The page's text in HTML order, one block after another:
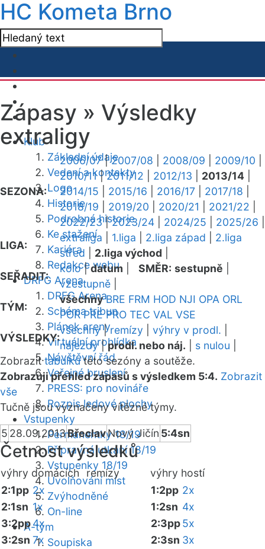
HC Kometa Brno
Klub
Základní údaje
Vedení a kontakty
Logo
Historie
Podrobná historie
Ke stažení
Kariéra
Redakce webu
DRFG Arena
DRFG Arena
Schéma tribun
Plánek areny
Virtuální prohlídka
Návštěvní řád
Veřejné bruslení
PRESS: pro novináře
Rozpis ledové plochy
Vstupenky
Permanentky 18/19
Přípravná utkání 18/19
Vstupenky 18/19
Uvolňování míst
Zvýhodněné
On-line
A-tým
Soupiska
Zápasy » Výsledky
extraligy
SEZONA:
2006/07|2007/08 2008/09 2009/10
2010/11|2011/12 2012/13 2013/14
2014/15
2015/16 2016/17 2017/18
2018/19
2019/20 2020/21 2021/22
2022/23|2023/24 2024/25 2025/26
LIGA:
extraliga 1.liga 2.liga západ
2.liga
střed
2.liga východ
SEŘADIT:
kolo|datum SMĚR: sestupně
vzestupně
TÝM:
všechny BRE FRM HOD NJI OPA ORL
POR PRE PRO TEC VAL VSE
VÝSLEDKY:
všechny|remízy výhry v prodl.
nájezdy|prodl. nebo náj. s nulou
Zobrazittabulkutéto sezóny a soutěže.
Zobrazuji přehled zápasů s výsledkem 5:4. Zobrazit
vše
Tučně jsou vyznačeny vítězné týmy.
5 28.09.2013BřeclavNový Jičín 5:4sn
Četnost výsledků
výhry domácích remízy výhry hostí
2:1pp 2x
2:1sn 1x
3:2pp4x
3:2sn 7x
1:2pp 2x
1:2sn 4x
2:3pp5x
2:3sn 3x